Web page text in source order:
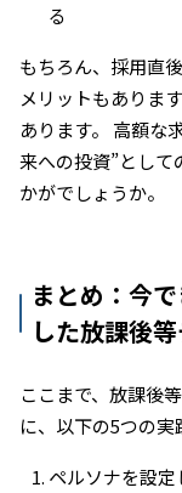
る
もちろん、採用直
メリットもありま
あります。 高額な
来への投資”として
かがでしょうか。
まとめ：今
した放課後
ここまで、放課後
に、以下の5つの実
ペルソナを設